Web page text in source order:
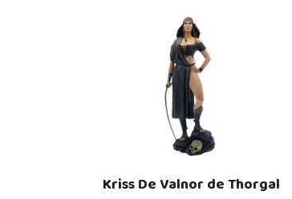
Kriss De Valnor de Thorgal